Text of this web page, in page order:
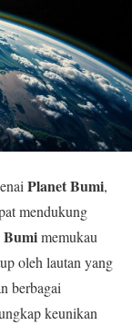
Planet Bumi,
mendukung
Bumimemukau
oleh lautan yang
berbagai
keunikan